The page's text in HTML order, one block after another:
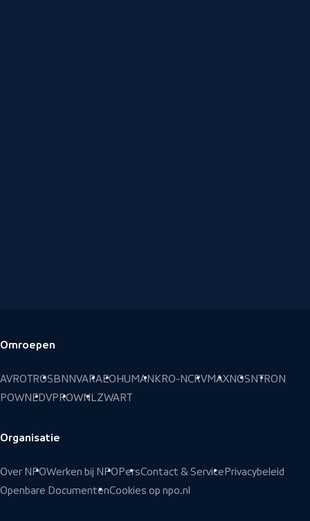
Voettekst
Omroepen
AVROTROSBNNVARAEOHUMANKRO-NCRVMAXNOSNTRON
POWNEDVPROWNLZWART
Organisatie
Over NPOWerken bij NPO PersContact & Service Privacybeleid
Openbare DocumentenCookies op npo.nl